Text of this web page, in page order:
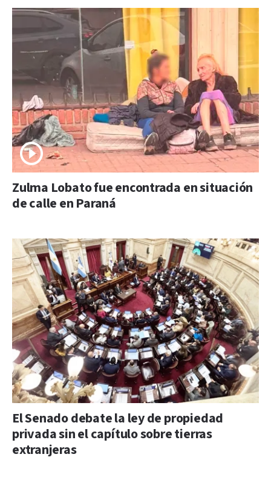
Zulma Lobato fue encontrada en situación
de calle en Paraná
El Senado debate la ley de propiedad
privada sin el capítulo sobre tierras
extranjeras